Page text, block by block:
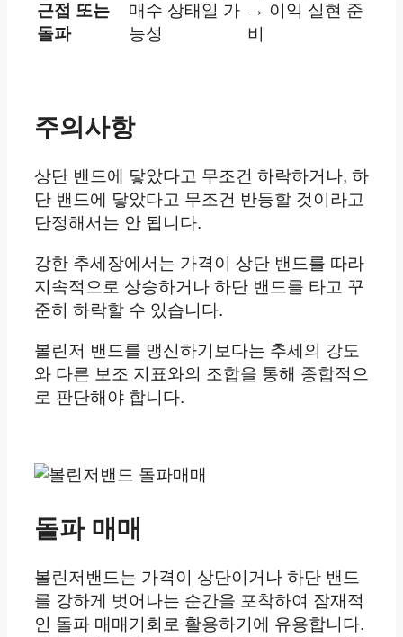
근접 또는
돌파
매수 상태일 가
능성
→ 이익 실현 준
비
주의사항
상단 밴드에 닿았다고 무조건 하락하거나, 하
단 밴드에 닿았다고 무조건 반등할 것이라고
단정해서는 안 됩니다.
강한 추세장에서는 가격이 상단 밴드를 따라
지속적으로 상승하거나 하단 밴드를 타고 꾸
준히 하락할 수 있습니다.
볼린저 밴드를 맹신하기보다는 추세의 강도
와 다른 보조 지표와의 조합을 통해 종합적으
로 판단해야 합니다.
돌파 매매
볼린저밴드는 가격이 상단이거나 하단 밴드
를 강하게 벗어나는 순간을 포착하여 잠재적
인 돌파 매매기회로 활용하기에 유용합니다.